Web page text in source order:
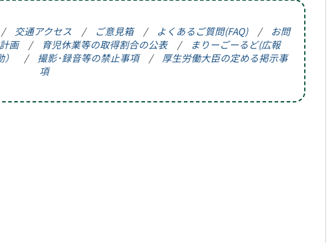
活動）
止事項
交通アクセス / ご意見箱/ よくあるご質問(FAQ)/
お問
画/ 育児休業等の取得割合の公表/
まりーごーるど(広報
/ 撮影･録音等の禁止事項/ 厚生労働大臣の定める掲示事
項